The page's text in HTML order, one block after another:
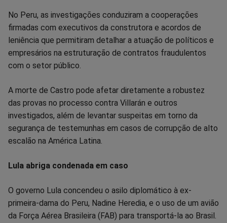
No Peru, as investigações conduziram a cooperações
firmadas com executivos da construtora e acordos de
leniência que permitiram detalhar a atuação de políticos e
empresários na estruturação de contratos fraudulentos
com o setor público.
A morte de Castro pode afetar diretamente a robustez
das provas no processo contra Villarán e outros
investigados, além de levantar suspeitas em torno da
segurança de testemunhas em casos de corrupção de alto
escalão na América Latina.
Lula abriga condenada em caso
O governo Lula concendeu o asilo diplomático à ex-
primeira-dama do Peru, Nadine Heredia, e o uso de um avião
da Força Aérea Brasileira (FAB) para transportá-la ao Brasil.